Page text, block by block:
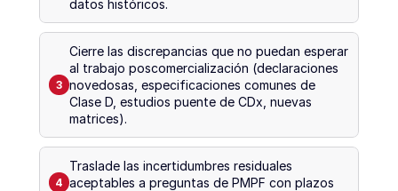
datos históricos.
3
Cierre las discrepancias que no puedan esperar
al trabajo poscomercialización (declaraciones
novedosas, especificaciones comunes de
Clase D, estudios puente de CDx, nuevas
matrices).
4
Traslade las incertidumbres residuales
aceptables a preguntas de PMPF con plazos